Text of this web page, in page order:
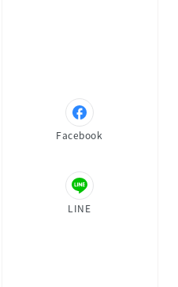
Facebook
LINE